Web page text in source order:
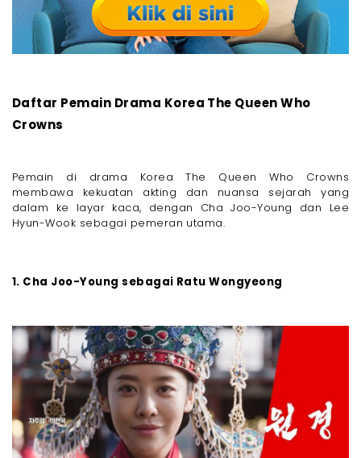
Daftar Pemain Drama Korea The Queen Who
Crowns
Pemain di drama Korea The Queen Who Crowns
membawa kekuatan akting dan nuansa sejarah yang
dalam ke layar kaca, dengan Cha Joo-Young dan Lee
Hyun-Wook sebagai pemeran utama.
1. Cha Joo-Young sebagai Ratu Wongyeong